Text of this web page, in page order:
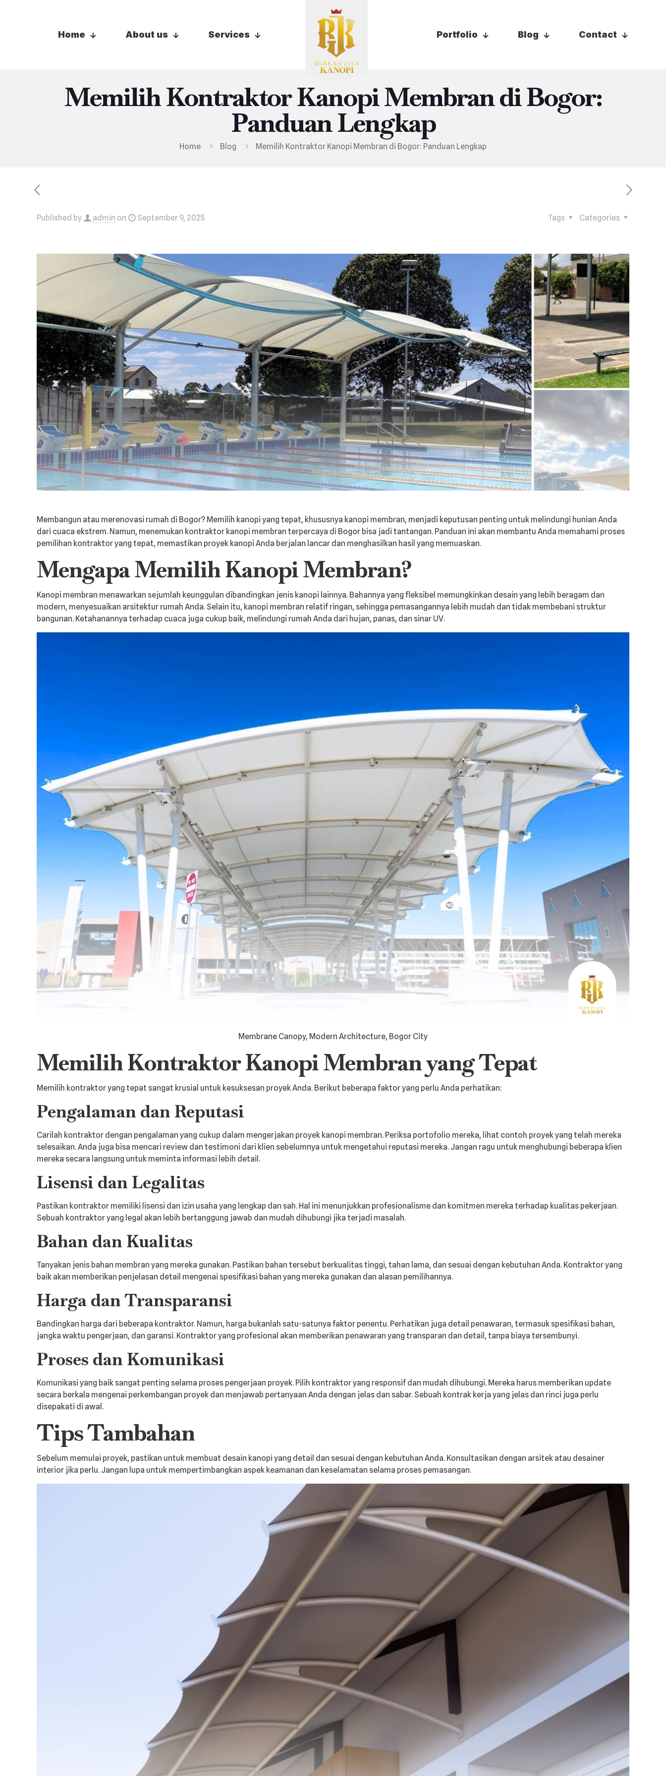
Home About us Services Portfolio Blog Contact
Memilih Kontraktor Kanopi Membran di Bogor:
Panduan Lengkap
Home Blog Memilih Kontraktor Kanopi Membran di Bogor: Panduan Lengkap
Published by admin on September 9, 2025 Categories
Tags
Membangun atau merenovasi rumah di Bogor? Memilih kanopi yang tepat, khususnya kanopi membran, menjadi keputusan penting untuk melindungi hunian Anda
dari cuaca ekstrem. Namun, menemukan kontraktor kanopi membran terpercaya di Bogor bisa jadi tantangan. Panduan ini akan membantu Anda memahami proses
pemilihan kontraktor yang tepat, memastikan proyek kanopi Anda berjalan lancar dan menghasilkan hasil yang memuaskan.
Mengapa Memilih Kanopi Membran?
Kanopi membran menawarkan sejumlah keunggulan dibandingkan jenis kanopi lainnya. Bahannya yang fleksibel memungkinkan desain yang lebih beragam dan
modern, menyesuaikan arsitektur rumah Anda. Selain itu, kanopi membran relatif ringan, sehingga pemasangannya lebih mudah dan tidak membebani struktur
bangunan. Ketahanannya terhadap cuaca juga cukup baik, melindungi rumah Anda dari hujan, panas, dan sinar UV.
Membrane Canopy, Modern Architecture, Bogor City
Memilih Kontraktor Kanopi Membran yang Tepat
Memilih kontraktor yang tepat sangat krusial untuk kesuksesan proyek Anda. Berikut beberapa faktor yang perlu Anda perhatikan:
Pengalaman dan Reputasi
Carilah kontraktor dengan pengalaman yang cukup dalam mengerjakan proyek kanopi membran. Periksa portofolio mereka, lihat contoh proyek yang telah mereka
selesaikan. Anda juga bisa mencari review dan testimoni dari klien sebelumnya untuk mengetahui reputasi mereka. Jangan ragu untuk menghubungi beberapa klien
mereka secara langsung untuk meminta informasi lebih detail.
Lisensi dan Legalitas
Pastikan kontraktor memiliki lisensi dan izin usaha yang lengkap dan sah. Hal ini menunjukkan profesionalisme dan komitmen mereka terhadap kualitas pekerjaan.
Sebuah kontraktor yang legal akan lebih bertanggung jawab dan mudah dihubungi jika terjadi masalah.
Bahan dan Kualitas
Tanyakan jenis bahan membran yang mereka gunakan. Pastikan bahan tersebut berkualitas tinggi, tahan lama, dan sesuai dengan kebutuhan Anda. Kontraktor yang
baik akan memberikan penjelasan detail mengenai spesifikasi bahan yang mereka gunakan dan alasan pemilihannya.
Harga dan Transparansi
Bandingkan harga dari beberapa kontraktor. Namun, harga bukanlah satu-satunya faktor penentu. Perhatikan juga detail penawaran, termasuk spesifikasi bahan,
jangka waktu pengerjaan, dan garansi. Kontraktor yang profesional akan memberikan penawaran yang transparan dan detail, tanpa biaya tersembunyi.
Proses dan Komunikasi
Komunikasi yang baik sangat penting selama proses pengerjaan proyek. Pilih kontraktor yang responsif dan mudah dihubungi. Mereka harus memberikan update
secara berkala mengenai perkembangan proyek dan menjawab pertanyaan Anda dengan jelas dan sabar. Sebuah kontrak kerja yang jelas dan rinci juga perlu
disepakati di awal.
Tips Tambahan
Sebelum memulai proyek, pastikan untuk membuat desain kanopi yang detail dan sesuai dengan kebutuhan Anda. Konsultasikan dengan arsitek atau desainer
interior jika perlu. Jangan lupa untuk mempertimbangkan aspek keamanan dan keselamatan selama proses pemasangan.